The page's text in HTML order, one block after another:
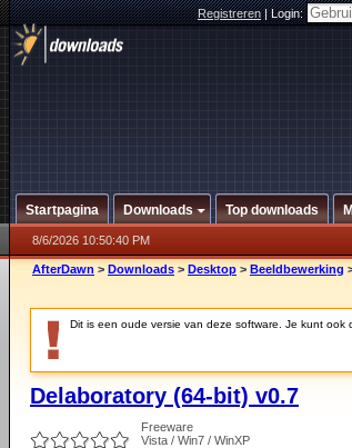
Registreren|Login:
Startpagina Downloads Top downloads
8/6/2026 10:50:40 PM
AfterDawn > Downloads > Desktop > Beeldbewerking
Dit is een oude versie van deze software. Je kunt ook
Delaboratory (64-bit) v0.7
Freeware
Vista / Win7 / WinXP